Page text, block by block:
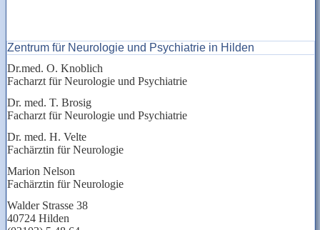
Zentrum für Neurologie und Psychiatrie in Hilden
Dr.med. O. Knoblich
Facharzt für Neurologie und Psychiatrie
Dr. med. T. Brosig
Facharzt für Neurologie und Psychiatrie
Dr. med. H. Velte
Fachärztin für Neurologie
Marion Nelson
Fachärztin für Neurologie
Walder Strasse 38
40724 Hilden